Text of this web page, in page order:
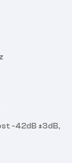
-42dB ±3dB,